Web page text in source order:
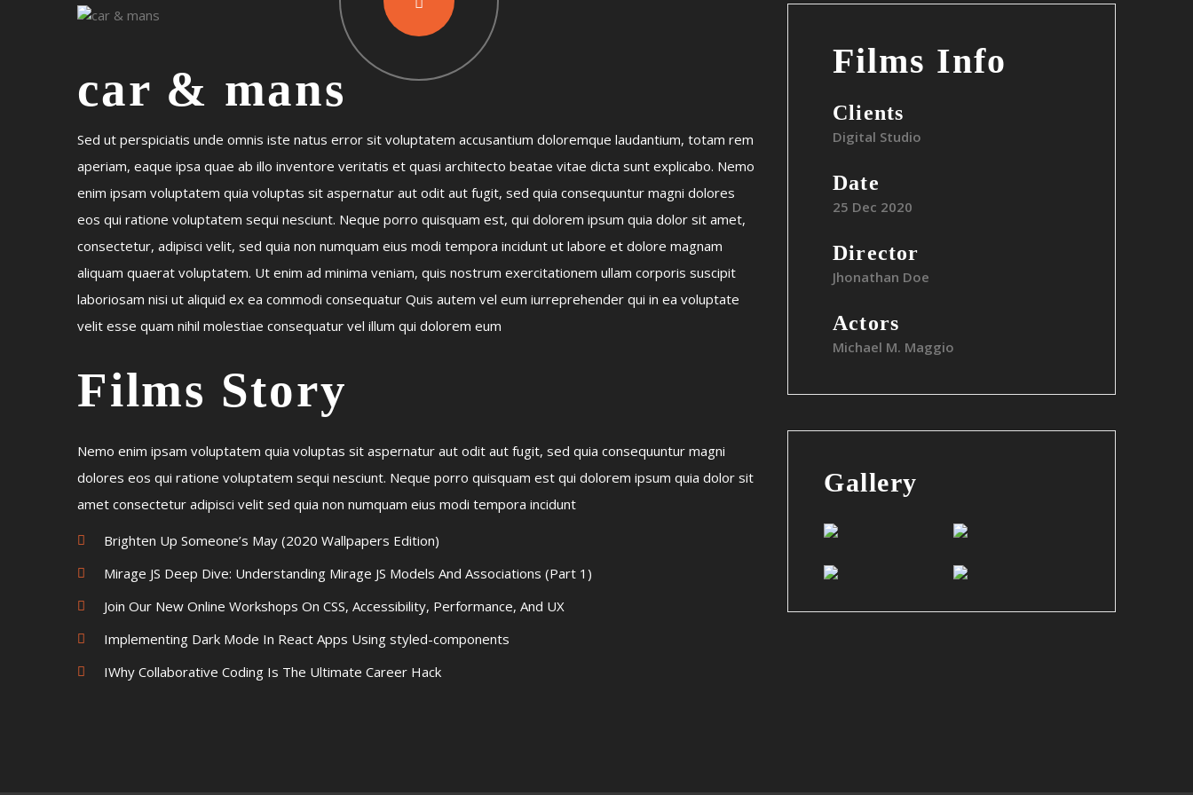
car & mans
Sed ut perspiciatis unde omnis iste natus error sit voluptatem accusantium doloremque laudantium, totam rem
aperiam, eaque ipsa quae ab illo inventore veritatis et quasi architecto beatae vitae dicta sunt explicabo. Nemo
enim ipsam voluptatem quia voluptas sit aspernatur aut odit aut fugit, sed quia consequuntur magni dolores
eos qui ratione voluptatem sequi nesciunt. Neque porro quisquam est, qui dolorem ipsum quia dolor sit amet,
consectetur, adipisci velit, sed quia non numquam eius modi tempora incidunt ut labore et dolore magnam
aliquam quaerat voluptatem. Ut enim ad minima veniam, quis nostrum exercitationem ullam corporis suscipit
laboriosam nisi ut aliquid ex ea commodi consequatur Quis autem vel eum iurreprehender qui in ea voluptate
velit esse quam nihil molestiae consequatur vel illum qui dolorem eum
Films Story
Nemo enim ipsam voluptatem quia voluptas sit aspernatur aut odit aut fugit, sed quia consequuntur magni
dolores eos qui ratione voluptatem sequi nesciunt. Neque porro quisquam est qui dolorem ipsum quia dolor sit
amet consectetur adipisci velit sed quia non numquam eius modi tempora incidunt
Brighten Up Someone’s May (2020 Wallpapers Edition)
Mirage JS Deep Dive: Understanding Mirage JS Models And Associations (Part 1)
Join Our New Online Workshops On CSS, Accessibility, Performance, And UX
Implementing Dark Mode In React Apps Using styled-components
IWhy Collaborative Coding Is The Ultimate Career Hack
Films Info
Clients
Digital Studio
Date
25 Dec 2020
Director
Jhonathan Doe
Actors
Michael M. Maggio
Gallery